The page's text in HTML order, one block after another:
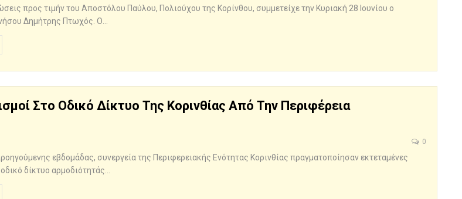
προς τιμήν του Αποστόλου Παύλου, Πολιούχου της Κορίνθου, συμμετείχε την Κυριακή 28 Ιουνίου ο
Δημήτρης Πτωχός. Ο…
Στο Οδικό Δίκτυο Της Κορινθίας Από Την Περιφέρεια
0
εβδομάδας, συνεργεία της Περιφερειακής Ενότητας Κορινθίας πραγματοποίησαν εκτεταμένες
δίκτυο αρμοδιότητάς…